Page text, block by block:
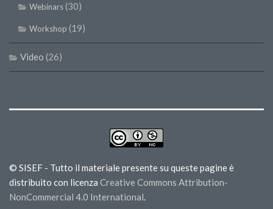
Webinars(30)
Workshop (19)
Video (26)
© SISEF - Tutto il materiale presente su queste pagine è
distribuito con licenza Creative Commons Attribution-
NonCommercial 4.0 International.